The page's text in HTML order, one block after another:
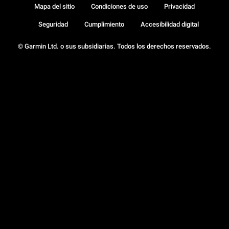
© Garmin Ltd. o sus subsidiarias. Todos los derechos reservados.
Mapa del sitio Condiciones de uso Privacidad
Seguridad Cumplimiento Accesibilidad digital